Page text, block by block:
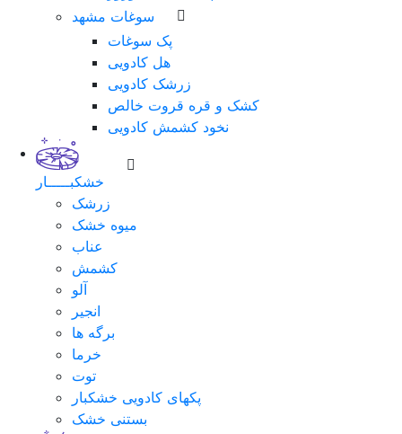
سوغات مشهد
پک سوغات
هل کادویی
زرشک کادویی
کشک و قره قروت خالص
نخود کشمش کادویی
خشکبـــــار
زرشک
میوه خشک
عناب
کشمش
آلو
انجیر
برگه ها
خرما
توت
پکهای کادویی خشکبار
بستنی خشک